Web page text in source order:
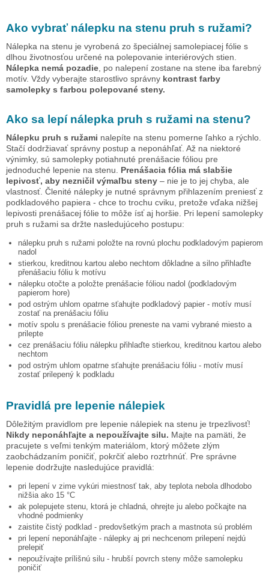
Ako vybrať nálepku na stenu pruh s ružami?
Nálepka na stenu je vyrobená zo špeciálnej samolepiacej fólie s
dlhou životnosťou určené na polepovanie interiérových stien.
Nálepka nemá pozadie, po nalepení zostane na stene iba farebný
motív. Vždy vyberajte starostlivo správny kontrast farby
samolepky s farbou polepované steny.
Ako sa lepí nálepka pruh s ružami na stenu?
Nálepku pruh s ružami nalepíte na stenu pomerne ľahko a rýchlo.
Stačí dodržiavať správny postup a neponáhľať. Až na niektoré
výnimky, sú samolepky potiahnuté prenášacie fóliou pre
jednoduché lepenie na stenu. Prenášacia fólia má slabšie
lepivosť, aby nezničil výmaľbu steny – nie je to jej chyba, ale
vlastnosť. Členité nálepky je nutné správnym přihlazením preniesť z
podkladového papiera - chce to trochu cviku, pretože vďaka nižšej
lepivosti prenášacej fólie to môže ísť aj horšie. Pri lepení samolepky
pruh s ružami sa držte nasledujúceho postupu:
nálepku pruh s ružami položte na rovnú plochu podkladovým papierom
nadol
stierkou, kreditnou kartou alebo nechtom dôkladne a silno přihlaďte
přenášaciu fóliu k motívu
nálepku otočte a položte prenášacie fóliou nadol (podkladovým
papierom hore)
pod ostrým uhlom opatrne sťahujte podkladový papier - motív musí
zostať na prenášaciu fóliu
motív spolu s prenášacie fóliou preneste na vami vybrané miesto a
prilepte
cez prenášaciu fóliu nálepku přihlaďte stierkou, kreditnou kartou alebo
nechtom
pod ostrým uhlom opatrne sťahujte prenášaciu fóliu - motív musí
zostať prilepený k podkladu
Pravidlá pre lepenie nálepiek
Dôležitým pravidlom pre lepenie nálepiek na stenu je trpezlivosť!
Nikdy neponáhľajte a nepoužívajte silu. Majte na pamäti, že
pracujete s veľmi tenkým materiálom, ktorý môžete zlým
zaobchádzaním poničiť, pokrčiť alebo roztrhnúť. Pre správne
lepenie dodržujte nasledujúce pravidlá:
pri lepení v zime vykúri miestnosť tak, aby teplota nebola dlhodobo
nižšia ako 15 °C
ak polepujete stenu, ktorá je chladná, ohrejte ju alebo počkajte na
vhodné podmienky
zaistite čistý podklad - predovšetkým prach a mastnota sú problém
pri lepení neponáhľajte - nálepky aj pri nechcenom prilepení nejdú
prelepiť
nepoužívajte prílišnú silu - hrubší povrch steny môže samolepku
poničiť